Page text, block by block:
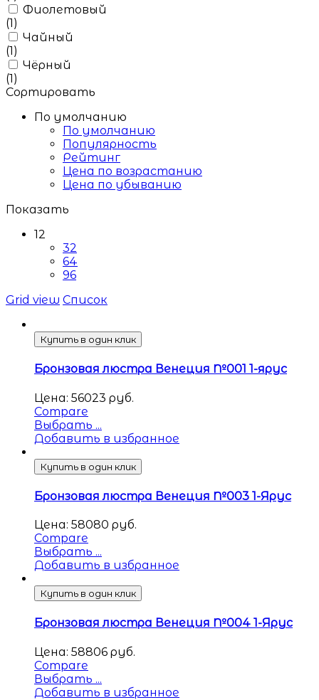
Фиолетовый
(1)
Чайный
(1)
Чёрный
(1)
Сортировать
По умолчанию
По умолчанию
Популярность
Рейтинг
Цена по возрастанию
Цена по убыванию
Показать
12
32
64
96
Grid view Список
Купить в один клик
Бронзовая люстра Венеция №001 1-ярус
Цена: 56023 руб.
Compare
Выбрать ...
Добавить в избранное
Купить в один клик
Бронзовая люстра Венеция №003 1-Ярус
Цена: 58080 руб.
Compare
Выбрать ...
Добавить в избранное
Купить в один клик
Бронзовая люстра Венеция №004 1-Ярус
Цена: 58806 руб.
Compare
Выбрать ...
Добавить в избранное